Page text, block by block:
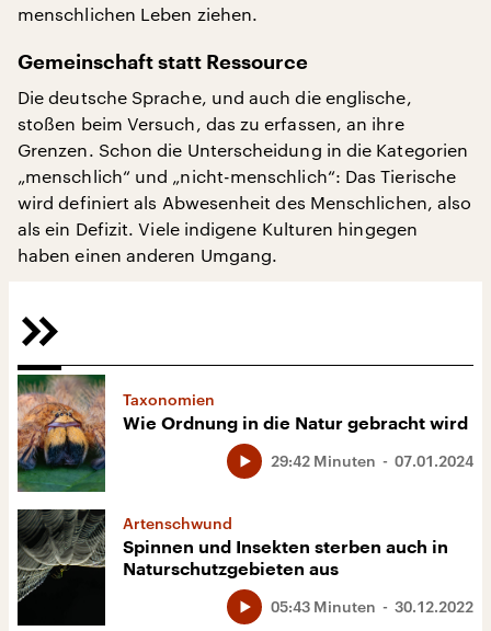
menschlichen Leben ziehen.
Gemeinschaft statt Ressource
Die deutsche Sprache, und auch die englische,
stoßen beim Versuch, das zu erfassen, an ihre
Grenzen. Schon die Unterscheidung in die Kategorien
„menschlich“ und „nicht-menschlich“: Das Tierische
wird definiert als Abwesenheit des Menschlichen, also
als ein Defizit. Viele indigene Kulturen hingegen
haben einen anderen Umgang.
Taxonomien
Wie Ordnung in die Natur gebracht wird
07.01.2024
29:42 Minuten
Artenschwund
Spinnen und Insekten sterben auch in
Naturschutzgebieten aus
30.12.2022
05:43 Minuten